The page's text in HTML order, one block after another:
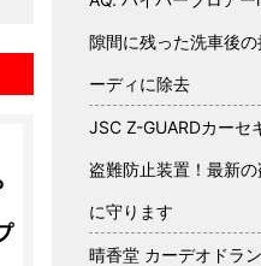
隙間に残った洗車後
ーディに除去
JSC Z-GUARDカーセ
盗難防止装置！最新
に守ります
晴香堂 カーデオドラ